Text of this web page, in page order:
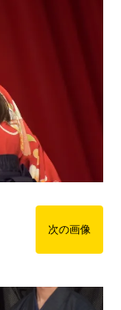
次の画像